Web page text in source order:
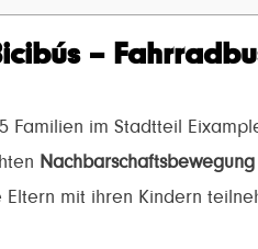
–
Familien im Stadtteil
Nachbarschaftsbewegung
Eltern mit ihren Kindern